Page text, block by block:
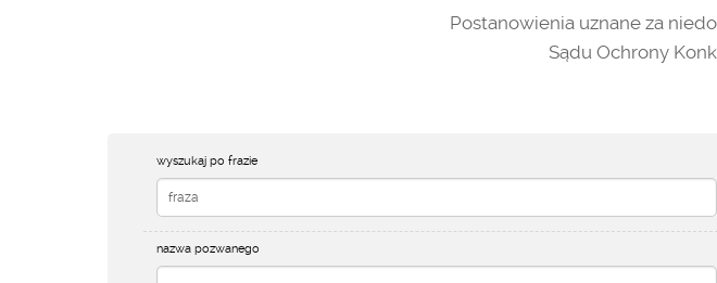
Postanowienia uznane za
Sądu Ochrony
wyszukaj po frazie
nazwa pozwanego